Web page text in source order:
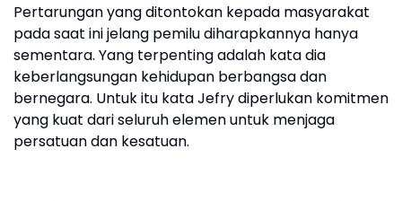
Pertarungan yang ditontokan kepada masyarakat
pada saat ini jelang pemilu diharapkannya hanya
sementara. Yang terpenting adalah kata dia
keberlangsungan kehidupan berbangsa dan
bernegara. Untuk itu kata Jefry diperlukan komitmen
yang kuat dari seluruh elemen untuk menjaga
persatuan dan kesatuan.